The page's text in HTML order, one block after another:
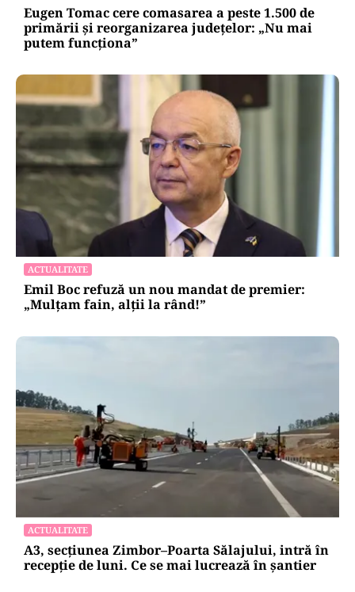
Eugen Tomac cere comasarea a peste 1.500 de
primării și reorganizarea județelor: „Nu mai
putem funcționa”
ACTUALITATE
Emil Boc refuză un nou mandat de premier:
„Mulțam fain, alții la rând!”
ACTUALITATE
A3, secțiunea Zimbor–Poarta Sălajului, intră în
recepție de luni. Ce se mai lucrează în șantier